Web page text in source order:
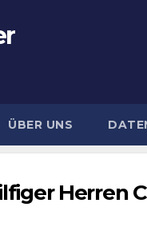
ÜBER UNS
Herren